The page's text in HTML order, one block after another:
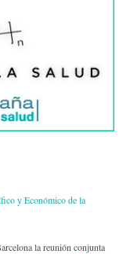
y Económico de la
la reunión conjunta